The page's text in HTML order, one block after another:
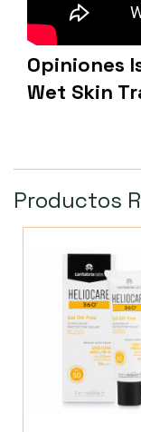
Opiniones
Wet Skin
Productos